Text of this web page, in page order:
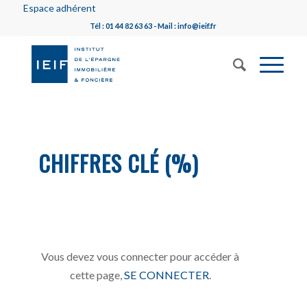
Espace adhérent
Tél : 01 44 82 63 63 - Mail : info@ieif.fr
CHIFFRES CLÉ (%)
Vous devez vous connecter pour accéder à
cette page, SE CONNECTER